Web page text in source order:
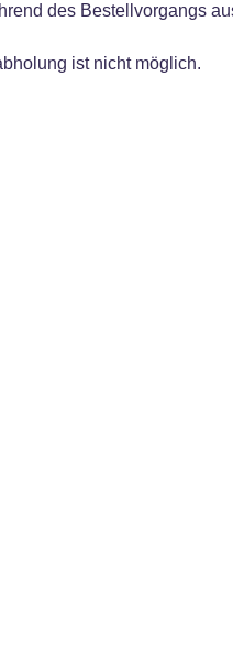
des Bestellvorgangs
ist nicht möglich.